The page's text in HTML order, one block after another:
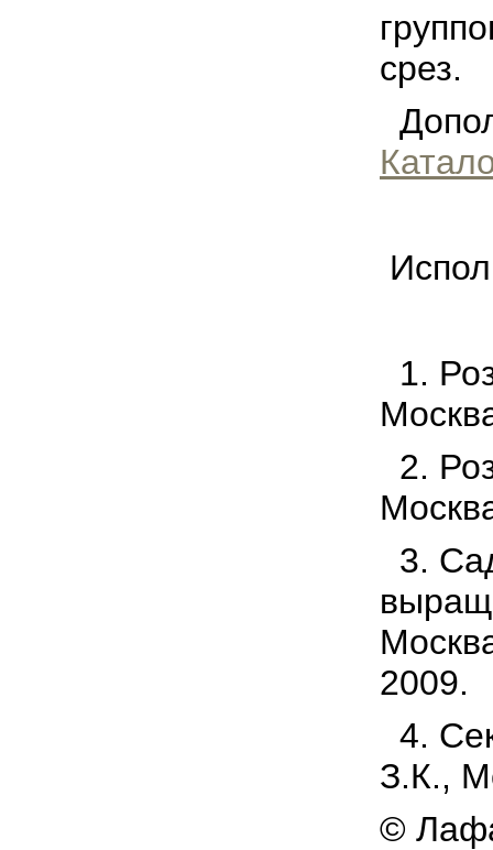
срез.
1.
2.
3.
2009.
4.
З.К.,
©